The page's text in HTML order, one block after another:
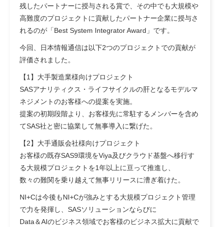
残したパートナーに授与される賞で、その中でも大規模や
高難度のプロジェクトに貢献したパートナー企業に授与さ
れるのが「Best System Integrator Award」です。
今回、日本情報通信は以下2つのプロジェクトでの貢献が
評価されました。
【1】大手製造業様向けプロジェクト
SASアナリティクス・ライフサイクルの肝となるモデルマ
ネジメントのお客様への提案を実施。
提案の初期段階より、お客様先に常駐するメンバーを含め
てSAS社と密に協業して無事導入に繋げた。
【2】大手通販会社様向けプロジェクト
お客様の既存SAS9環境をViya及びクラウド基盤へ移行す
る大規模プロジェクトを1年以上に亘って推進し、
数々の難関を乗り越えて無事リリースに漕ぎ着けた。
NI+Cは今後もNI+Cが強みとする大規模プロジェクト管理
で力を発揮し、SASソリューションならびに
Data＆AIのビジネス領域でお客様のビジネス拡大に貢献で